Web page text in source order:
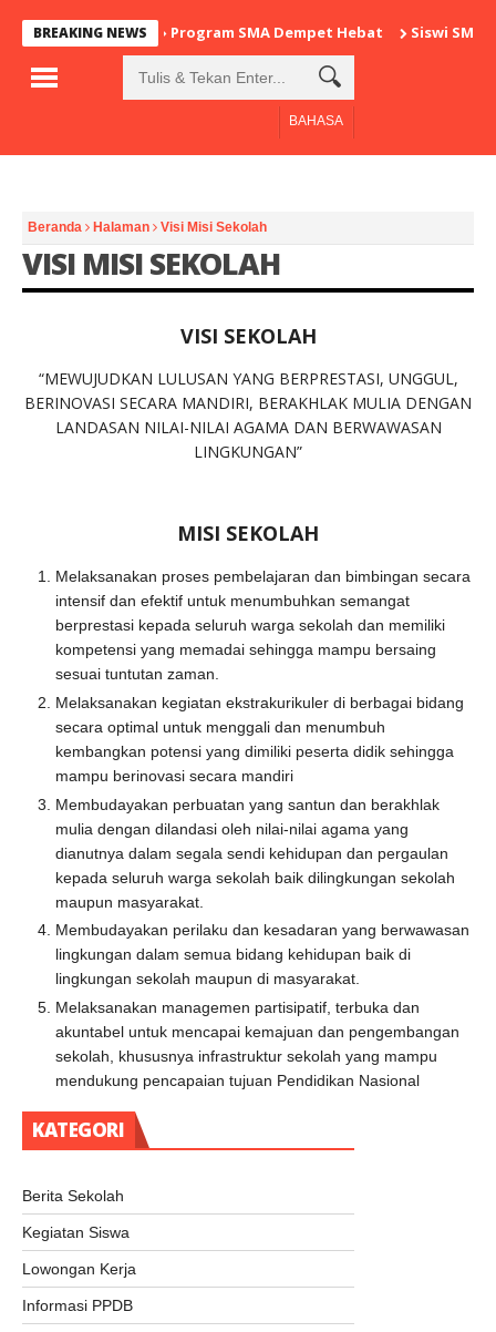
BREAKING NEWS Program SMA Dempet Hebat Siswi SMAN
BAHASA
Beranda Halaman Visi Misi Sekolah
VISI MISI SEKOLAH
VISI SEKOLAH
“MEWUJUDKAN LULUSAN YANG BERPRESTASI, UNGGUL,
BERINOVASI SECARA MANDIRI, BERAKHLAK MULIA DENGAN
LANDASAN NILAI-NILAI AGAMA DAN BERWAWASAN
LINGKUNGAN”
MISI SEKOLAH
Melaksanakan proses pembelajaran dan bimbingan secara
intensif dan efektif untuk menumbuhkan semangat
berprestasi kepada seluruh warga sekolah dan memiliki
kompetensi yang memadai sehingga mampu bersaing
sesuai tuntutan zaman.
Melaksanakan kegiatan ekstrakurikuler di berbagai bidang
secara optimal untuk menggali dan menumbuh
kembangkan potensi yang dimiliki peserta didik sehingga
mampu berinovasi secara mandiri
Membudayakan perbuatan yang santun dan berakhlak
mulia dengan dilandasi oleh nilai-nilai agama yang
dianutnya dalam segala sendi kehidupan dan pergaulan
kepada seluruh warga sekolah baik dilingkungan sekolah
maupun masyarakat.
Membudayakan perilaku dan kesadaran yang berwawasan
lingkungan dalam semua bidang kehidupan baik di
lingkungan sekolah maupun di masyarakat.
Melaksanakan managemen partisipatif, terbuka dan
akuntabel untuk mencapai kemajuan dan pengembangan
sekolah, khususnya infrastruktur sekolah yang mampu
mendukung pencapaian tujuan Pendidikan Nasional
KATEGORI
Berita Sekolah
Kegiatan Siswa
Lowongan Kerja
Informasi PPDB